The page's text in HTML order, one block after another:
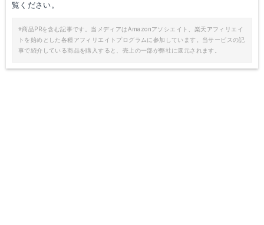
覧ください。
※商品PRを含む記事です。当メディアはAmazonアソシエイト、楽天アフィリエイ
トを始めとした各種アフィリエイトプログラムに参加しています。当サービスの記
事で紹介している商品を購入すると、売上の一部が弊社に還元されます。